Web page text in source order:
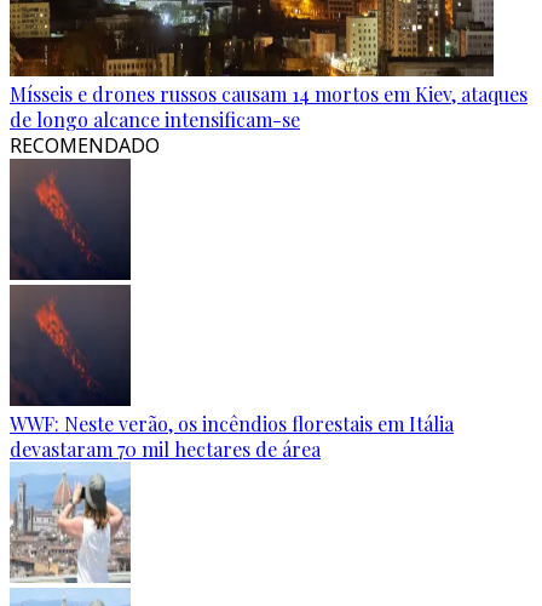
Mísseis e drones russos causam 14 mortos em Kiev, ataques
de longo alcance intensificam-se
RECOMENDADO
WWF: Neste verão, os incêndios florestais em Itália
devastaram 70 mil hectares de área